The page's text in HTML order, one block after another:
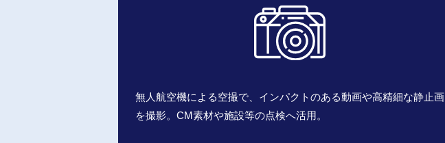
無人航空機による空撮で、インパクトのある動画や高精細な静止画
を撮影。CM素材や施設等の点検へ活用。